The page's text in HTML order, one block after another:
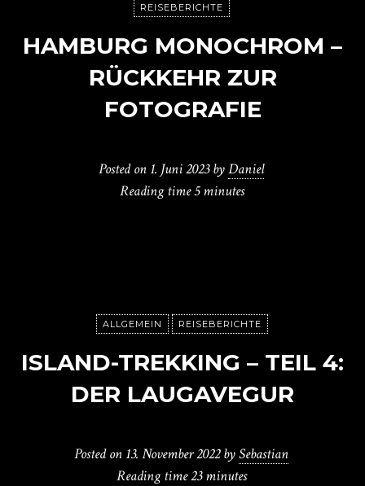
REISEBERICHTE
HAMBURG MONOCHROM –
RÜCKKEHR ZUR
FOTOGRAFIE
Posted on 1. Juni 2023 byDaniel
Reading time5 minutes
ALLGEMEIN REISEBERICHTE
ISLAND-TREKKING – TEIL 4:
DER LAUGAVEGUR
Posted on 13. November 2022 bySebastian
Reading time23 minutes